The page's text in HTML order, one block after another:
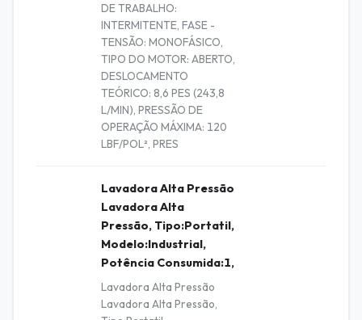
DE TRABALHO:
INTERMITENTE, FASE -
TENSÃO: MONOFÁSICO,
TIPO DO MOTOR: ABERTO,
DESLOCAMENTO
TEÓRICO: 8,6 PES (243,8
L/MIN), PRESSÃO DE
OPERAÇÃO MÁXIMA: 120
LBF/POL², PRES
Lavadora Alta Pressão
Lavadora Alta
Pressão, Tipo:Portatil,
Modelo:Industrial,
Potência Consumida:1,
Lavadora Alta Pressão
Lavadora Alta Pressão,